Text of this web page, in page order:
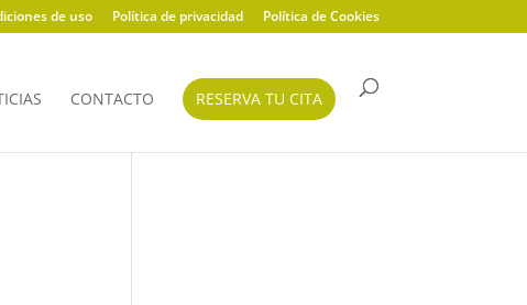
de uso Política de privacidad Política de Cookies
CONTACTO RESERVA TU CITA